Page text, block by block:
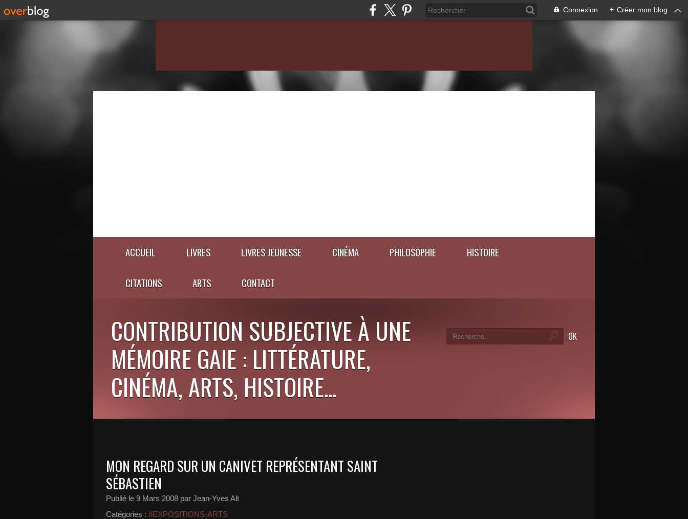
Connexion + Créer mon blog
ACCUEIL LIVRES LIVRES JEUNESSE CINÉMA PHILOSOPHIE HISTOIRE
CITATIONS ARTS CONTACT
CONTRIBUTION SUBJECTIVE À UNE
MÉMOIRE GAIE : LITTÉRATURE,
CINÉMA, ARTS, HISTOIRE...
MON REGARD SUR UN CANIVET REPRÉSENTANT SAINT
SÉBASTIEN
Publié le 9 Mars 2008 par Jean-Yves Alt
Catégories : #EXPOSITIONS-ARTS